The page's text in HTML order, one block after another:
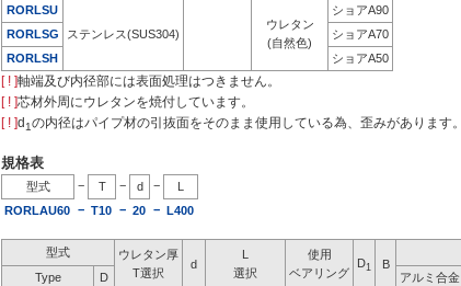
RORLSU
ステンレス(SUS304)
ウレタン
(自然色)
ショアA90
RORLSG
ショアA70
RORLSH
ショアA50
[ ! ]軸端及び内径部には表面処理はつきません。
[ ! ]芯材外周にウレタンを焼付しています。
[ ! ]d1の内径はパイプ材の引抜面をそのまま使用している為、歪みがあります。
規格表
型式 − T − d −
RORLAU60 − T10 − 20 − L400
型式
ウレタン厚
T選択
d
選択
使用
ベアリング
D1 B
Type D アルミ合金